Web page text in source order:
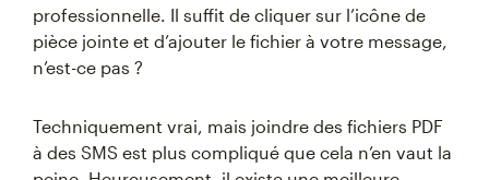
professionnelle. Il suffit de cliquer sur l’icône de
pièce jointe et d’ajouter le fichier à votre message,
n’est-ce pas ?
Techniquement vrai, mais joindre des fichiers PDF
à des SMS est plus compliqué que cela n’en vaut la